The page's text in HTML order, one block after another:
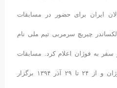
ایران برای حضور در مسابقات
چیریچ سرمربی تیم ملی نام
و سفر به فوژان اعلام کرد. مسابقات
انتخابی المپیک ریو در شهر فوژان و از ۲۴ تا ۲۹ آذر ۱۳۹۴ برگزار